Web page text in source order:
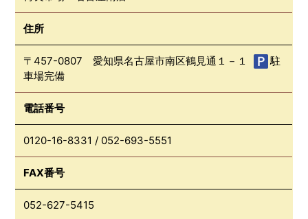
住所
〒457-0807 愛知県名古屋市南区鶴見通１－１
駐
車場完備
電話番号
0120-16-8331 / 052-693-5551
FAX番号
052-627-5415